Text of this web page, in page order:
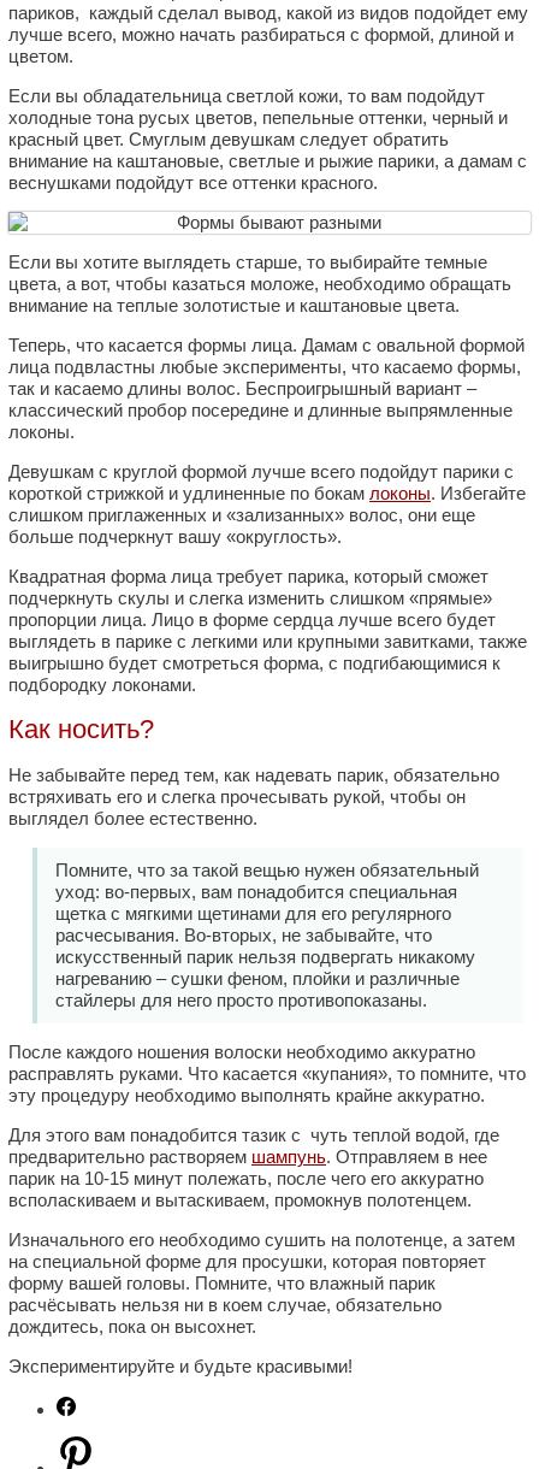
париков, каждый сделал вывод, какой из видов подойдет ему
лучше всего, можно начать разбираться с формой, длиной и
цветом.
Если вы обладательница светлой кожи, то вам подойдут
холодные тона русых цветов, пепельные оттенки, черный и
красный цвет. Смуглым девушкам следует обратить
внимание на каштановые, светлые и рыжие парики, а дамам с
веснушками подойдут все оттенки красного.
Если вы хотите выглядеть старше, то выбирайте темные
цвета, а вот, чтобы казаться моложе, необходимо обращать
внимание на теплые золотистые и каштановые цвета.
Теперь, что касается формы лица. Дамам с овальной формой
лица подвластны любые эксперименты, что касаемо формы,
так и касаемо длины волос. Беспроигрышный вариант –
классический пробор посередине и длинные выпрямленные
локоны.
Девушкам с круглой формой лучше всего подойдут парики с
короткой стрижкой и удлиненные по бокам локоны. Избегайте
слишком приглаженных и «зализанных» волос, они еще
больше подчеркнут вашу «округлость».
Квадратная форма лица требует парика, который сможет
подчеркнуть скулы и слегка изменить слишком «прямые»
пропорции лица. Лицо в форме сердца лучше всего будет
выглядеть в парике с легкими или крупными завитками, также
выигрышно будет смотреться форма, с подгибающимися к
подбородку локонами.
Как носить?
Не забывайте перед тем, как надевать парик, обязательно
встряхивать его и слегка прочесывать рукой, чтобы он
выглядел более естественно.
Помните, что за такой вещью нужен обязательный
уход: во-первых, вам понадобится специальная
щетка с мягкими щетинами для его регулярного
расчесывания. Во-вторых, не забывайте, что
искусственный парик нельзя подвергать никакому
нагреванию – сушки феном, плойки и различные
стайлеры для него просто противопоказаны.
После каждого ношения волоски необходимо аккуратно
расправлять руками. Что касается «купания», то помните, что
эту процедуру необходимо выполнять крайне аккуратно.
Для этого вам понадобится тазик с чуть теплой водой, где
предварительно растворяем шампунь. Отправляем в нее
парик на 10-15 минут полежать, после чего его аккуратно
всполаскиваем и вытаскиваем, промокнув полотенцем.
Изначального его необходимо сушить на полотенце, а затем
на специальной форме для просушки, которая повторяет
форму вашей головы. Помните, что влажный парик
расчёсывать нельзя ни в коем случае, обязательно
дождитесь, пока он высохнет.
Экспериментируйте и будьте красивыми!